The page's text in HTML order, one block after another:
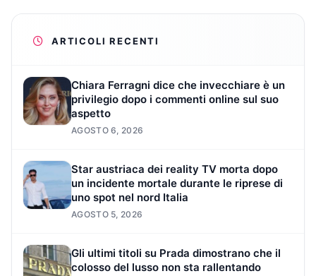
ARTICOLI RECENTI
Chiara Ferragni dice che invecchiare è un
privilegio dopo i commenti online sul suo
aspetto
AGOSTO 6, 2026
Star austriaca dei reality TV morta dopo
un incidente mortale durante le riprese di
uno spot nel nord Italia
AGOSTO 5, 2026
Gli ultimi titoli su Prada dimostrano che il
colosso del lusso non sta rallentando